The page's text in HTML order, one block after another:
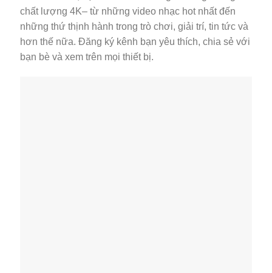
chất lượng 4K– từ những video nhạc hot nhất đến
những thứ thịnh hành trong trò chơi, giải trí, tin tức và
hơn thế nữa. Đăng ký kênh bạn yêu thích, chia sẻ với
bạn bè và xem trên mọi thiết bị.